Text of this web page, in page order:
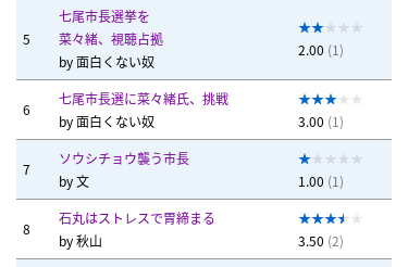
5
七尾市長選挙を
菜々緒、視聴占拠
by面白くない奴
2.00 (1)
6
七尾市長選に菜々緒氏、挑戦
by面白くない奴 3.00 (1)
7
ソウシチョウ襲う市長
by文 1.00 (1)
8
石丸はストレスで胃締まる
by秋山 3.50 (2)